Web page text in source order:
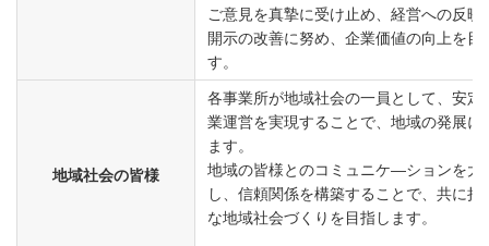
ご意見を真摯に受け止め、経営への反映
開示の改善に努め、企業価値の向上を目
す。
地域社会の皆様
各事業所が地域社会の一員として、安定
業運営を実現することで、地域の発展に
ます。
地域の皆様とのコミュニケ―ションを大
し、信頼関係を構築することで、共に持
な地域社会づくりを目指します。